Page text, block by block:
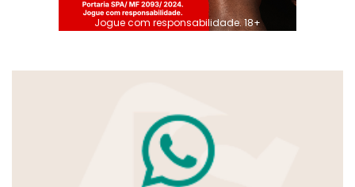
Jogue com responsabilidade. 18+